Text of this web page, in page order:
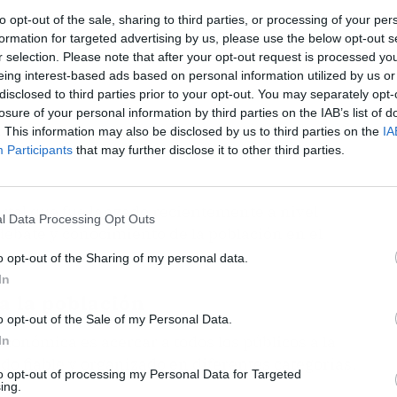
opt-out of the sale, sharing to third parties, or processing of your
for targeted advertising by us, please use the below opt-out
selection. Please note that after your opt-out request is processed
interest-based ads based on personal information utilized by us
to third parties prior to your opt-out. You may separately
of your personal information by third parties on the IAB’s list of
This information may also be disclosed by us to third parties on the
Participants that may further disclose it to other third parties.
Data Processing Opt Outs
opt-out of the Sharing of my personal data.
opt-out of the Sale of my Personal Data.
opt-out of processing my Personal Data for Targeted
que fue lanzado recientemente a nivel
y conocimiento de la población en el
la población
es acercar a todos los públicos a la
fiable y organizado en diferentes categorías.